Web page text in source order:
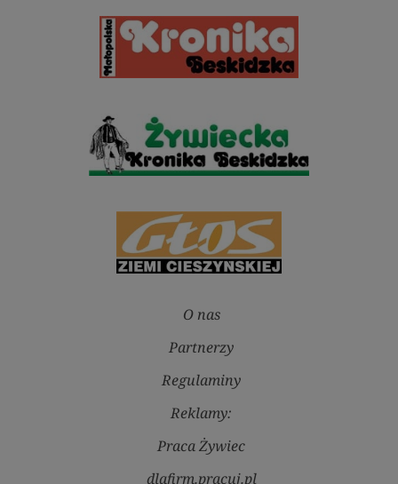
O nas
Partnerzy
Regulaminy
Reklamy:
Praca Żywiec
dlafirm.pracuj.pl